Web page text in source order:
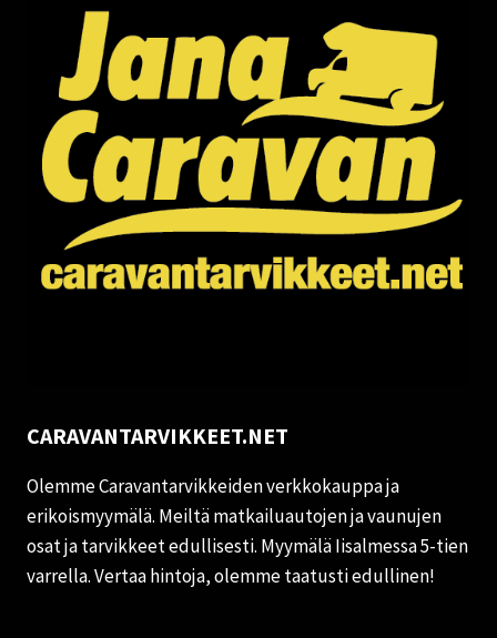
CARAVANTARVIKKEET.NET
Olemme Caravantarvikkeiden verkkokauppa ja
erikoismyymälä. Meiltä matkailuautojen ja vaunujen
osat ja tarvikkeet edullisesti. Myymälä Iisalmessa 5-tien
varrella. Vertaa hintoja, olemme taatusti edullinen!